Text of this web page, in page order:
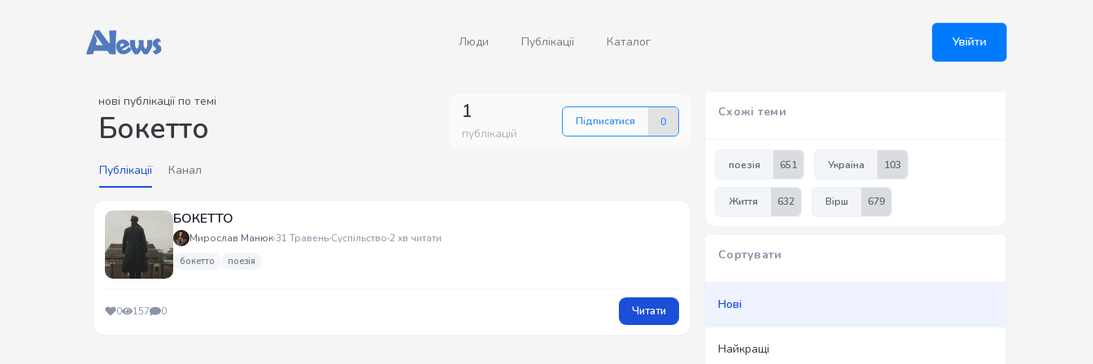
Люди Публікації Каталог Увійти
нові публікації по темі
Бокетто 1
публікацій
Підписатися 0
Публікації Канал
БОКЕТТО
Мирослав Манюк31 Травень Суспільство 2 хв читати
бокетто поезія
0 157 0 Читати
Схожі теми
поезія 651 Україна 103
Життя 632 Вірш 679
Сортувати
Нові
Найкращі